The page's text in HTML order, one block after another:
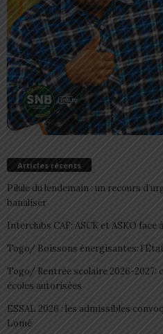
Articles récents
Pilule du lendemain : un recours
banaliser
Interclubs CAF: ASCK et ASKO face
Togo/ Boissons énergisantes:
Togo/ Rentrée scolaire 2026-2027:
écoles autorisées
ESSAL 2026 : les admissibles
Lomé